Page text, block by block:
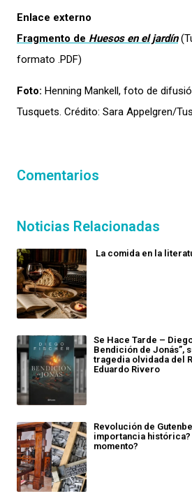
Enlace externo
Fragmento de Huesos en el jardín
formato .PDF)
Foto: Henning Mankell, foto de
Tusquets. Crédito: Sara Appelgren/
Comentarios
Noticias Relacionadas
La comida en la
Se Hace Tarde –
Bendición de Jonás”,
tragedia olvidada del
Eduardo Rivero
Revolución de
importancia histórica?
momento?